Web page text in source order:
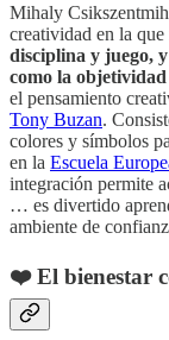
Mihaly
creatividad en la que
disciplina y juego,
como la
el pensamiento
Tony Buzan.
colores y símbolos
en la Escuela
integración permite
… es divertido
ambiente de
❤️El bienestar